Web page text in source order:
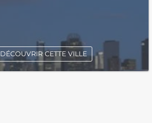
DÉCOUVRIR CETTE VILLE